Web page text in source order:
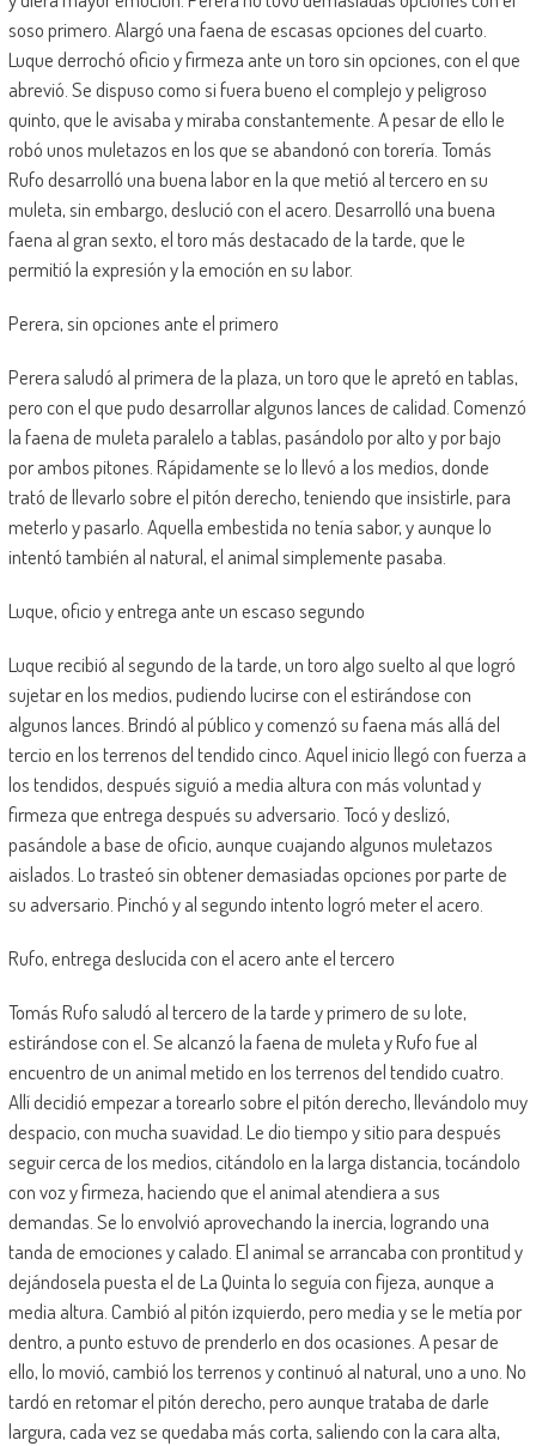
soso primero. Alargó una faena de escasas opciones del cuarto.
Luque derrochó oficio y firmeza ante un toro sin opciones, con el que
abrevió. Se dispuso como si fuera bueno el complejo y peligroso
quinto, que le avisaba y miraba constantemente. A pesar de ello le
robó unos muletazos en los que se abandonó con torería. Tomás
Rufo desarrolló una buena labor en la que metió al tercero en su
muleta, sin embargo, deslució con el acero. Desarrolló una buena
faena al gran sexto, el toro más destacado de la tarde, que le
permitió la expresión y la emoción en su labor.
Perera, sin opciones ante el primero
Perera saludó al primera de la plaza, un toro que le apretó en tablas,
pero con el que pudo desarrollar algunos lances de calidad. Comenzó
la faena de muleta paralelo a tablas, pasándolo por alto y por bajo
por ambos pitones. Rápidamente se lo llevó a los medios, donde
trató de llevarlo sobre el pitón derecho, teniendo que insistirle, para
meterlo y pasarlo. Aquella embestida no tenía sabor, y aunque lo
intentó también al natural, el animal simplemente pasaba.
Luque, oficio y entrega ante un escaso segundo
Luque recibió al segundo de la tarde, un toro algo suelto al que logró
sujetar en los medios, pudiendo lucirse con el estirándose con
algunos lances. Brindó al público y comenzó su faena más allá del
tercio en los terrenos del tendido cinco. Aquel inicio llegó con fuerza a
los tendidos, después siguió a media altura con más voluntad y
firmeza que entrega después su adversario. Tocó y deslizó,
pasándole a base de oficio, aunque cuajando algunos muletazos
aislados. Lo trasteó sin obtener demasiadas opciones por parte de
su adversario. Pinchó y al segundo intento logró meter el acero.
Rufo, entrega deslucida con el acero ante el tercero
Tomás Rufo saludó al tercero de la tarde y primero de su lote,
estirándose con el. Se alcanzó la faena de muleta y Rufo fue al
encuentro de un animal metido en los terrenos del tendido cuatro.
Allí decidió empezar a torearlo sobre el pitón derecho, llevándolo muy
despacio, con mucha suavidad. Le dio tiempo y sitio para después
seguir cerca de los medios, citándolo en la larga distancia, tocándolo
con voz y firmeza, haciendo que el animal atendiera a sus
demandas. Se lo envolvió aprovechando la inercia, logrando una
tanda de emociones y calado. El animal se arrancaba con prontitud y
dejándosela puesta el de La Quinta lo seguía con fijeza, aunque a
media altura. Cambió al pitón izquierdo, pero media y se le metía por
dentro, a punto estuvo de prenderlo en dos ocasiones. A pesar de
ello, lo movió, cambió los terrenos y continuó al natural, uno a uno. No
tardó en retomar el pitón derecho, pero aunque trataba de darle
largura, cada vez se quedaba más corta, saliendo con la cara alta,